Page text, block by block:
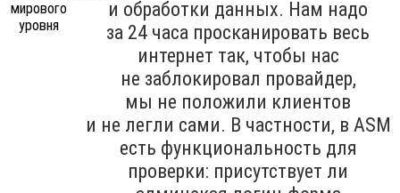
и обработки данных. Нам надо
за 24 часа просканировать весь
интернет так, чтобы нас
не заблокировал провайдер,
мы не положили клиентов
и не легли сами. В частности, в ASM
есть функциональность для
проверки: присутствует ли